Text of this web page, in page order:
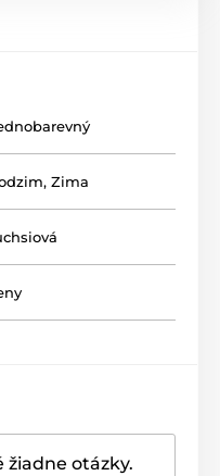
, Zima
otázky.